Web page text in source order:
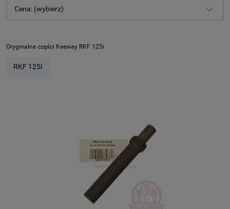
Cena: (wybierz)
Oryginalne części Keeway RKF 125i
RKF 125I